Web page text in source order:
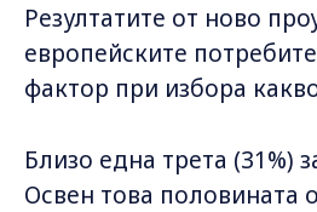
Резултатите от ново
европейските
фактор при избора
Близо една трета (31%)
Освен това половината